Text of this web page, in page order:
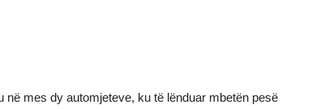
në mes dy automjeteve, ku të lënduar mbetën pesë